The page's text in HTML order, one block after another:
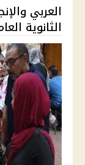
العربي
الثانوية العامة 2026